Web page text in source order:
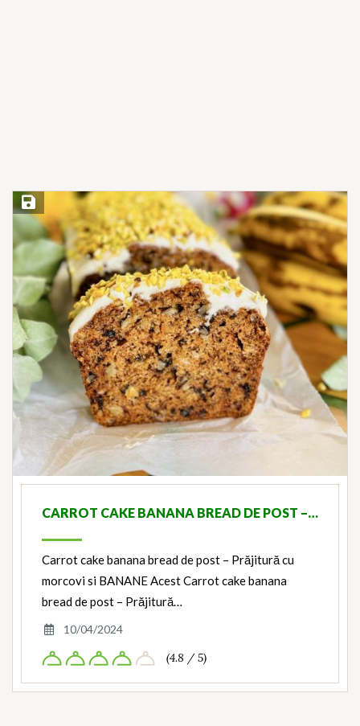
Save Recipe
CARROT CAKE BANANA BREAD DE POST –…
Carrot cake banana bread de post – Prăjitură cu
morcovi si BANANE Acest Carrot cake banana
bread de post – Prăjitură…
10/04/2024
(4.8 / 5)